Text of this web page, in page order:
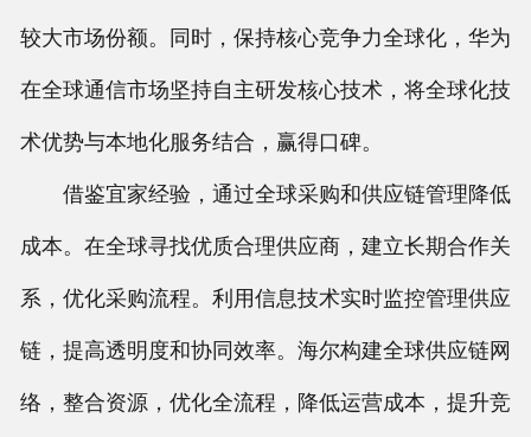
较大市场份额。同时，保持核心竞争力全球化，华为
在全球通信市场坚持自主研发核心技术，将全球化技
术优势与本地化服务结合，赢得口碑。
借鉴宜家经验，通过全球采购和供应链管理降低
成本。在全球寻找优质合理供应商，建立长期合作关
系，优化采购流程。利用信息技术实时监控管理供应
链，提高透明度和协同效率。海尔构建全球供应链网
络，整合资源，优化全流程，降低运营成本，提升竞